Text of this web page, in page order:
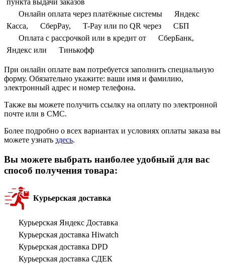
пункта выдачи заказов
Онлайн оплата через платёжные системы
Яндекс
Касса,
СберPay, T-Pay или по QR через
СБП
Оплата с рассрочкой или в кредит от
СберБанк,
Яндекс или
Тинькофф
При онлайн оплате вам потребуется заполнить специальную
форму. Обязательно укажите: ваши имя и фамилию,
электронный адрес и номер телефона.
Также вы можете получить ссылку на оплату по электронной
почте или в СМС.
Более подробно о всех вариантах и условиях оплаты заказа вы
можете узнать здесь.
Вы можете выбрать наиболее удобный для вас
способ получения товара:
Курьерская доставка
Курьерская Яндекс Доставка
Курьерская доставка Hiwatch
Курьерская доставка DPD
Курьерская доставка СДЕК